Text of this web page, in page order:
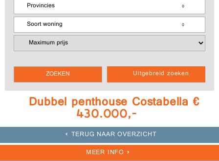
Uitgebreid zoeken
Provincies
Soort woning
Dubbel penthouse Costabella €
430.000,-
TERUG NAAR OVERZICHT
MEER INFO